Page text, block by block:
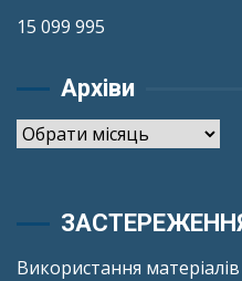
15 099 995
Архіви
Архіви
Використання